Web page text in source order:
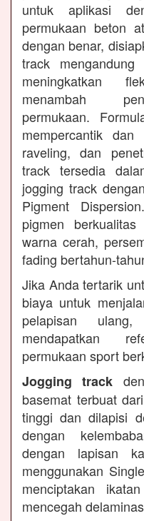
untuk aplikasi
permukaan beton
dengan benar,
track
meningkatkan
menambah
permukaan.
mempercantik
raveling, dan
track tersedia
jogging track
Pigment
pigmen
warna cerah,
fading bertahun-
Jika Anda tertarik
biaya untuk
pelapisan
mendapatkan
permukaan sport
Jogging track
basemat terbuat
tinggi dan dilapisi
dengan
dengan lapisan
menggunakan
menciptakan
mencegah